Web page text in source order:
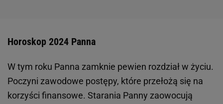
Horoskop 2024 Panna
W tym roku Panna zamknie pewien rozdział w życiu.
Poczyni zawodowe postępy, które przełożą się na
korzyści finansowe. Starania Panny zaowocują